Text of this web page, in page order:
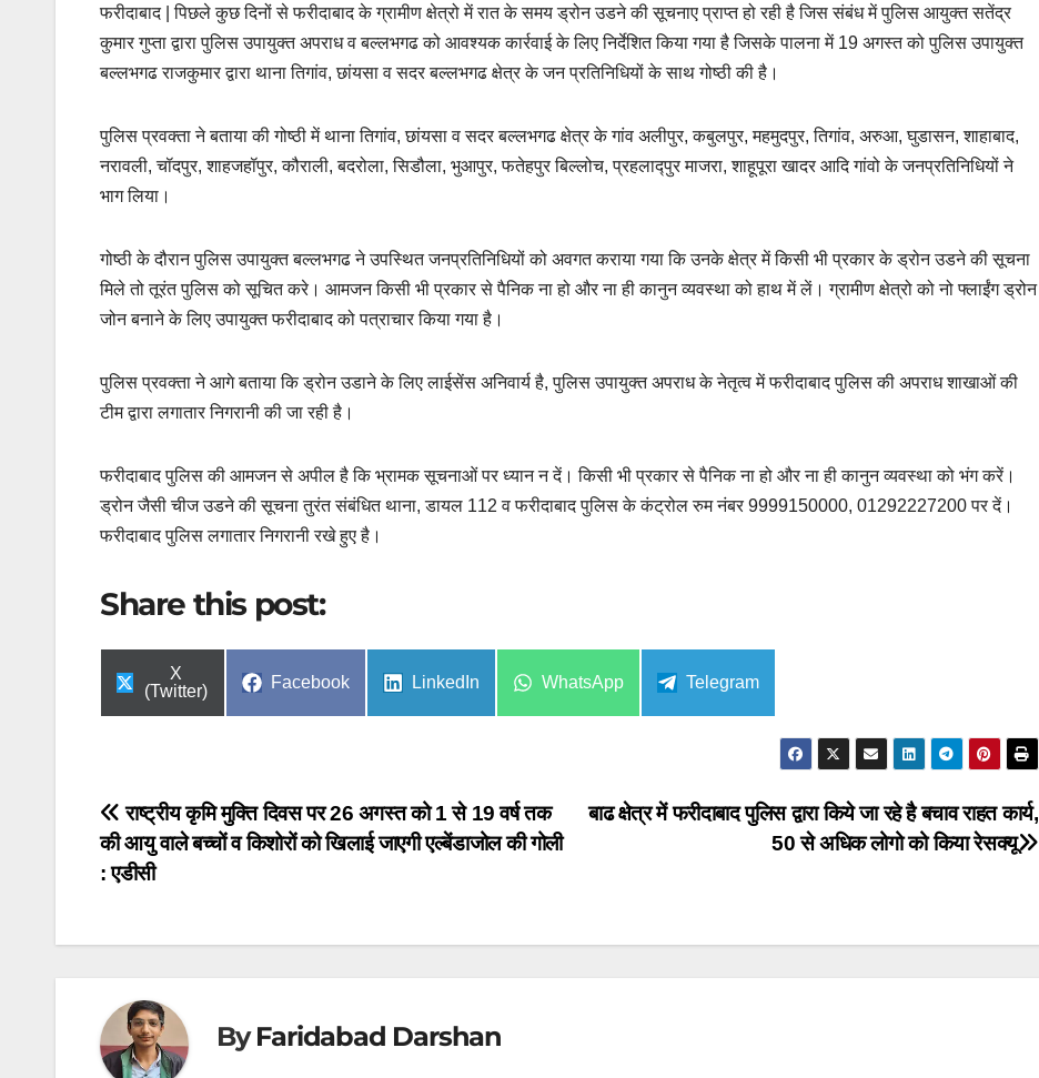
फरीदाबाद | पिछले कुछ दिनों से फरीदाबाद के ग्रामीण क्षेत्रो में रात के समय ड्रोन उडने की सूचनाए प्राप्त हो रही है जिस संबंध में पुलिस आयुक्त सतेंद्र
कुमार गुप्ता द्वारा पुलिस उपायुक्त अपराध व बल्लभगढ को आवश्यक कार्रवाई के लिए निर्देशित किया गया है जिसके पालना में 19 अगस्त को पुलिस उपायुक्त
बल्लभगढ राजकुमार द्वारा थाना तिगांव, छांयसा व सदर बल्लभगढ क्षेत्र के जन प्रतिनिधियों के साथ गोष्ठी की है।
पुलिस प्रवक्ता ने बताया की गोष्ठी में थाना तिगांव, छांयसा व सदर बल्लभगढ क्षेत्र के गांव अलीपुर, कबुलपुर, महमुदपुर, तिगांव, अरुआ, घुडासन, शाहाबाद,
नरावली, चॉदपुर, शाहजहॉपुर, कौराली, बदरोला, सिडौला, भुआपुर, फतेहपुर बिल्लोच, प्रहलाद्पुर माजरा, शाहूपूरा खादर आदि गांवो के जनप्रतिनिधियों ने
भाग लिया।
गोष्ठी के दौरान पुलिस उपायुक्त बल्लभगढ ने उपस्थित जनप्रतिनिधियों को अवगत कराया गया कि उनके क्षेत्र में किसी भी प्रकार के ड्रोन उडने की सूचना
मिले तो तूरंत पुलिस को सूचित करे। आमजन किसी भी प्रकार से पैनिक ना हो और ना ही कानुन व्यवस्था को हाथ में लें। ग्रामीण क्षेत्रो को नो फ्लाईंग ड्रोन
जोन बनाने के लिए उपायुक्त फरीदाबाद को पत्राचार किया गया है।
पुलिस प्रवक्ता ने आगे बताया कि ड्रोन उडाने के लिए लाईसेंस अनिवार्य है, पुलिस उपायुक्त अपराध के नेतृत्व में फरीदाबाद पुलिस की अपराध शाखाओं की
टीम द्वारा लगातार निगरानी की जा रही है।
फरीदाबाद पुलिस की आमजन से अपील है कि भ्रामक सूचनाओं पर ध्यान न दें। किसी भी प्रकार से पैनिक ना हो और ना ही कानुन व्यवस्था को भंग करें।
ड्रोन जैसी चीज उडने की सूचना तुरंत संबंधित थाना, डायल 112 व फरीदाबाद पुलिस के कंट्रोल रुम नंबर 9999150000, 01292227200 पर दें।
फरीदाबाद पुलिस लगातार निगरानी रखे हुए है।
Share this post:
Share
on
X
(Twitter)
Share
Facebook
Share
LinkedIn
Share
WhatsApp
Share
Telegram
Post
navigation
बाढ क्षेत्र में फरीदाबाद पुलिस द्वारा किये जा रहे है बचाव राहत कार्य,
50 से अधिक लोगो को किया रेसक्यू
राष्ट्रीय कृमि मुक्ति दिवस पर 26 अगस्त को 1 से 19 वर्ष तक
की आयु वाले बच्चों व किशोरों को खिलाई जाएगी एल्बेंडाजोल की गोली
: एडीसी
ByFaridabad Darshan